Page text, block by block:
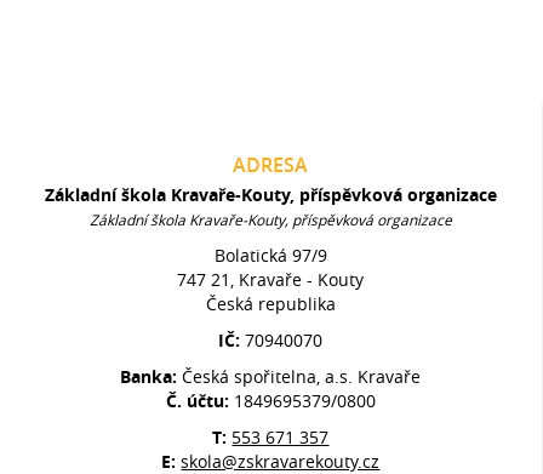
ADRESA
Základní škola Kravaře-Kouty, příspěvková organizace
Základní škola Kravaře-Kouty, příspěvková organizace
Bolatická 97/9
747 21, Kravaře - Kouty
Česká republika
IČ:70940070
Banka:Česká spořitelna, a.s. Kravaře
Č. účtu: 1849695379/0800
T: 553 671 357
E:skola@zskravarekouty.cz